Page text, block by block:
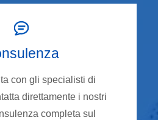
con gli specialisti di
direttamente i nostri
completa sul